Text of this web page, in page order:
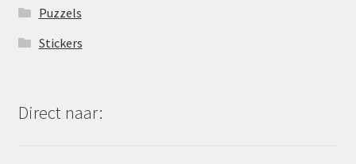
Puzzels
Stickers
Direct naar: